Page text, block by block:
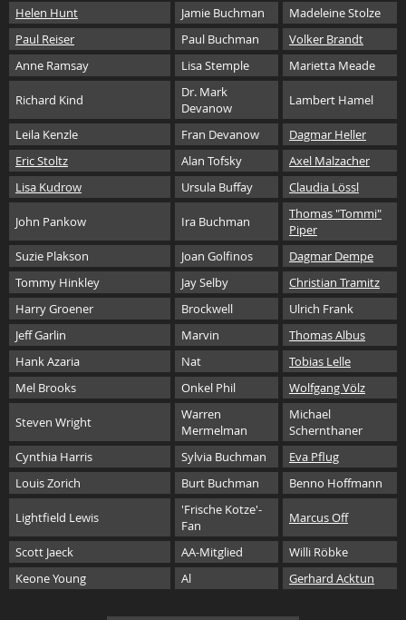
Helen Hunt Jamie Buchman
Madeleine Stolze
Paul Reiser
Paul Buchman
Volker Brandt
Anne Ramsay
Lisa Stemple Marietta Meade
Richard Kind
Dr. Mark
Devanow
Lambert Hamel
Leila Kenzle Fran Devanow
Dagmar Heller
Eric Stoltz
Alan Tofsky
Axel Malzacher
Lisa Kudrow
Ursula Buffay Claudia Lössl
John Pankow Ira Buchman
Thomas "Tommi"
Piper
Suzie Plakson
Joan Golfinos
Dagmar Dempe
Tommy Hinkley
Jay Selby
Christian Tramitz
Harry Groener
Brockwell
Ulrich Frank
Jeff Garlin
Marvin
Thomas Albus
Hank Azaria
Nat
Tobias Lelle
Mel Brooks
Onkel Phil Wolfgang Völz
Steven Wright
Warren
Mermelman
Michael
Schernthaner
Cynthia Harris
Sylvia Buchman
Eva Pflug
Louis Zorich
Burt Buchman Benno Hoffmann
Lightfield Lewis
'Frische Kotze'-
Fan
Marcus Off
Scott Jaeck AA-Mitglied
Willi Röbke
Keone Young
Al Gerhard Acktun